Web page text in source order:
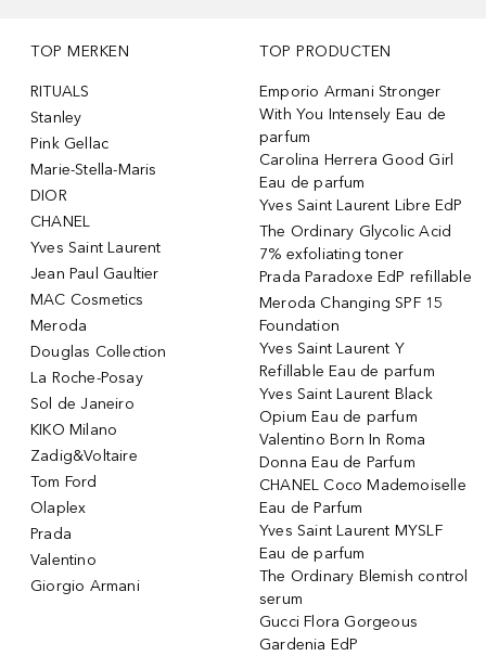
TOP MERKEN
RITUALS
Stanley
Pink Gellac
Marie-Stella-Maris
DIOR
CHANEL
Yves Saint Laurent
Jean Paul Gaultier
MAC Cosmetics
Meroda
Douglas Collection
La Roche-Posay
Sol de Janeiro
KIKO Milano
Zadig&Voltaire
Tom Ford
Olaplex
Prada
Valentino
Giorgio Armani
TOP PRODUCTEN
Emporio Armani Stronger
With You Intensely Eau de
parfum
Carolina Herrera Good Girl
Eau de parfum
Yves Saint Laurent Libre EdP
The Ordinary Glycolic Acid
7% exfoliating toner
Prada Paradoxe EdP refillable
Meroda Changing SPF 15
Foundation
Yves Saint Laurent Y
Refillable Eau de parfum
Yves Saint Laurent Black
Opium Eau de parfum
Valentino Born In Roma
Donna Eau de Parfum
CHANEL Coco Mademoiselle
Eau de Parfum
Yves Saint Laurent MYSLF
Eau de parfum
The Ordinary Blemish control
serum
Gucci Flora Gorgeous
Gardenia EdP